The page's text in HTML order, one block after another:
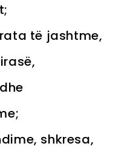
të jashtme,
shkresa,